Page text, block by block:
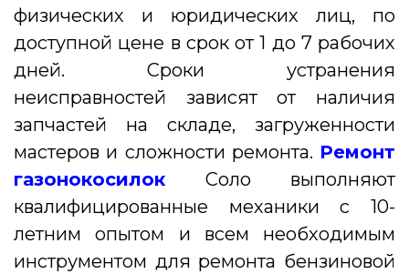
физических и юридических лиц, по
доступной цене в срок от 1 до 7 рабочих
дней. Сроки устранения
неисправностей зависят от наличия
запчастей на складе, загруженности
мастеров и сложности ремонта. Ремонт
газонокосилок Соло выполняют
квалифицированные механики с 10-
летним опытом и всем необходимым
инструментом для ремонта бензиновой